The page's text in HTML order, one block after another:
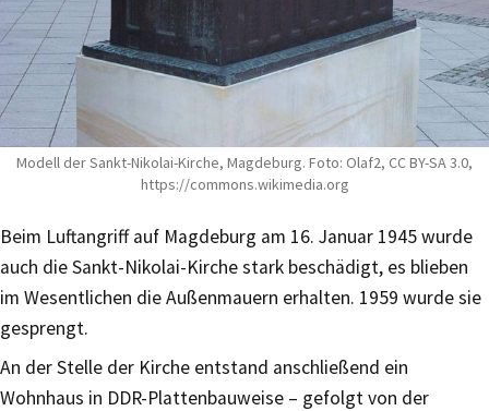
Modell der Sankt-Nikolai-Kirche, Magdeburg. Foto: Olaf2, CC BY-SA 3.0,
https://commons.wikimedia.org
Beim Luftangriff auf Magdeburg am 16. Januar 1945 wurde
auch die Sankt-Nikolai-Kirche stark beschädigt, es blieben
im Wesentlichen die Außenmauern erhalten. 1959 wurde sie
gesprengt.
An der Stelle der Kirche entstand anschließend ein
Wohnhaus in DDR-Plattenbauweise – gefolgt von der